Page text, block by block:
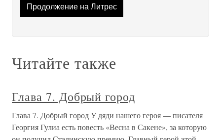
Продолжение на Литрес
Читайте также
Глава 7. Добрый город
Глава 7. Добрый город У дяди нашего героя — писателя
Георгия Гулиа есть повесть «Весна в Сакене», за которую